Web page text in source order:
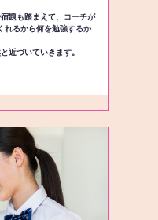
題も踏まえて、コーチが
れるから何を勉強するか
近づいていきます。